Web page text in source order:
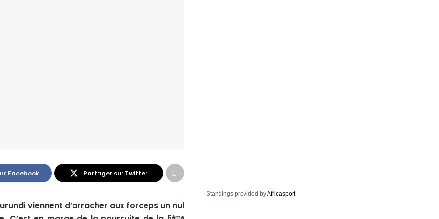
Facebook Partager sur Twitter
viennent d’arracher aux forceps un nul
ème
Standings provided byAfricasport